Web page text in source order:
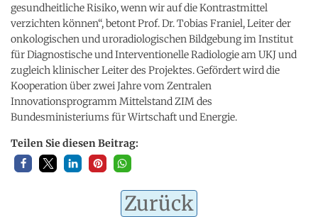
gesundheitliche Risiko, wenn wir auf die Kontrastmittel
verzichten können“, betont Prof. Dr. Tobias Franiel, Leiter der
onkologischen und uroradiologischen Bildgebung im Institut
für Diagnostische und Interventionelle Radiologie am UKJ und
zugleich klinischer Leiter des Projektes. Gefördert wird die
Kooperation über zwei Jahre vom Zentralen
Innovationsprogramm Mittelstand ZIM des
Bundesministeriums für Wirtschaft und Energie.
Teilen Sie diesen Beitrag:
Zurück